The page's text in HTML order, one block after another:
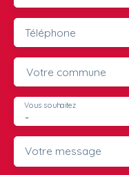
Téléphone
Votre commune
-
Vous souhaitez
Votre message